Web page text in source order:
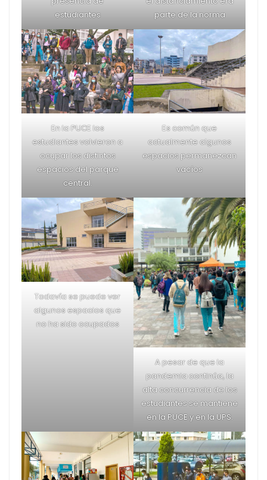
La Pontificia Universidad
Católica del Ecuador
regresó a la
presencialidad al 100%
el 7 de marzo de 2022.
Es la universidad que
más concentración de
estudiantes tiene.
El uso de las mascarillas
mantener durante el
regreso.
Nada reemplaza a la
emoción de estar de
nuevo frente a frente
Inicialmente, los pasillos
de la Politécnica
demoraron en recibir
gente.